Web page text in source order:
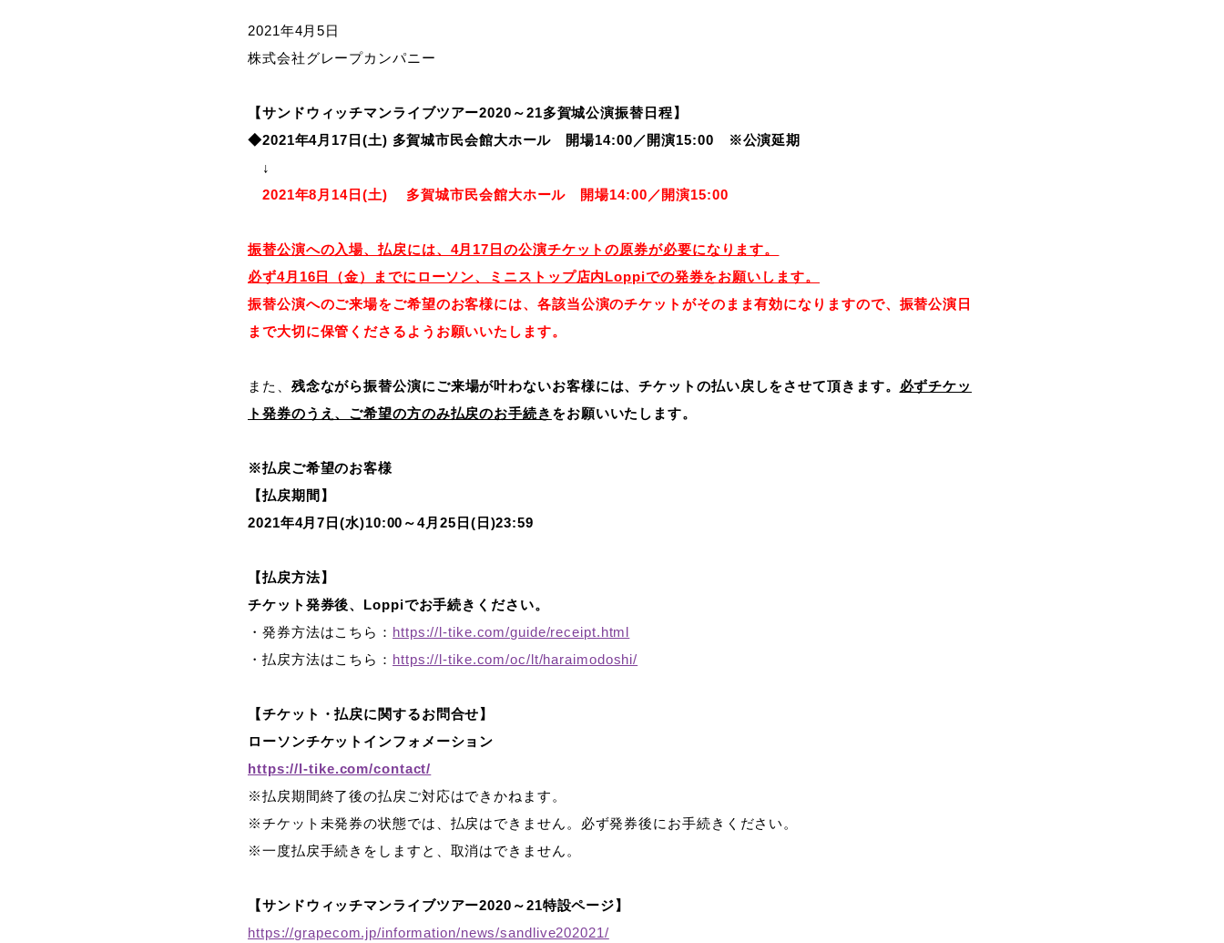
2021年4月5日
株式会社グレープカンパニー
【サンドウィッチマンライブツアー2020～21多賀城公演振替日程】
◆2021年4月17日(土) 多賀城市民会館大ホール 開場14:00／開演15:00 ※公演延期
↓
2021年8月14日(土)
多賀城市民会館大ホール 開場14:00／開演15:00
振替公演への入場、払戻には、4月17日の公演チケットの原券が必要になります。
必ず4月16日（金）までにローソン、ミニストップ店内Loppiでの発券をお願いします。
振替公演へのご来場をご希望のお客様には、各該当公演のチケットがそのまま有効になりますので、振替公演日
まで大切に保管くださるようお願いいたします。
また、 残念ながら振替公演にご来場が叶わないお客様には、チケットの払い戻しをさせて頂きます。 必ずチケッ
ト発券のうえ、ご希望の方のみ払戻のお手続き をお願いいたします。
※払戻ご希望のお客様
【払戻期間】
2021年4月7日(水)10:00～4月25日(日)23:59
【払戻方法】
チケット発券後、Loppiでお手続きください。
・発券方法はこちら： https://l-tike.com/guide/receipt.html
・払戻方法はこちら： https://l-tike.com/oc/lt/haraimodoshi/
【チケット・払戻に関するお問合せ】
ローソンチケットインフォメーション
https://l-tike.com/contact/
※払戻期間終了後の払戻ご対応はできかねます。
※チケット未発券の状態では、払戻はできません。必ず発券後にお手続きください。
※一度払戻手続きをしますと、取消はできません。
【サンドウィッチマンライブツアー2020～21特設ページ】
https://grapecom.jp/information/news/sandlive202021/